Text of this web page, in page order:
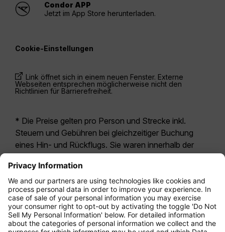
Condor APP
Jetzt im App Store herunterladen.
Cookie-Einstellungen
Link öffnet sich in einem neuen Fenster. Externe
Webseiten entsprechen möglicherweise nicht den
Richtlinien für Barrierefreiheit.
* Die Preise gelten pro Person und Strecke inkl.
Steuern und Gebühren bei gleichzeitiger Buchung
eines Hin- und Rückflugs. Sie waren innerhalb der
möglicherweise nicht mehr aktuell. Bei den für die
Economy Class angegebenen Tarifen handelt es
sich i.d.R. um Economy Zero, unsere restriktivste
Tarifoption. Es können hierfür zusätzliche Gebühren
fürAufgabegepäck oder für andere optionale
Leistungen anfallen. Es gelten dieAllgemeinen